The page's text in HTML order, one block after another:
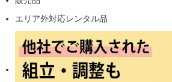
エリア外対応レンタル品